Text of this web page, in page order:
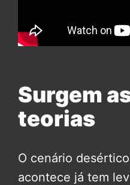
Surgem
teorias
O cenário
acontece já tem